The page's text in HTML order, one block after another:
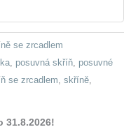
se zrcadlem
, posuvná skříň, posuvné
se zrcadlem, skříně,
31.8.2026!